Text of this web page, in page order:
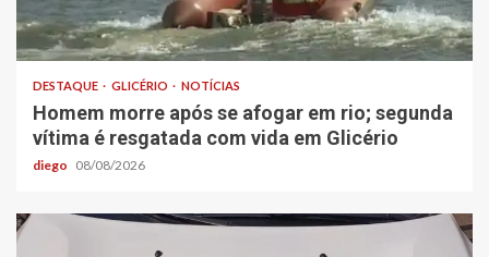
DESTAQUE GLICÉRIO NOTÍCIAS
Homem morre após se afogar em rio; segunda
vítima é resgatada com vida em Glicério
diego 08/08/2026